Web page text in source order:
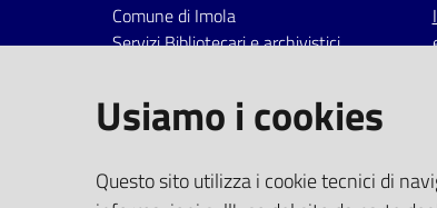
Comune di Imola
Servizi Bibliotecari e archivistici
Italia
centralino: tel 0542.6026.36 fax
bim@comune.imola.bo.it
PEC
Usiamo i cookies
Questo sito utilizza i cookie tecnici di